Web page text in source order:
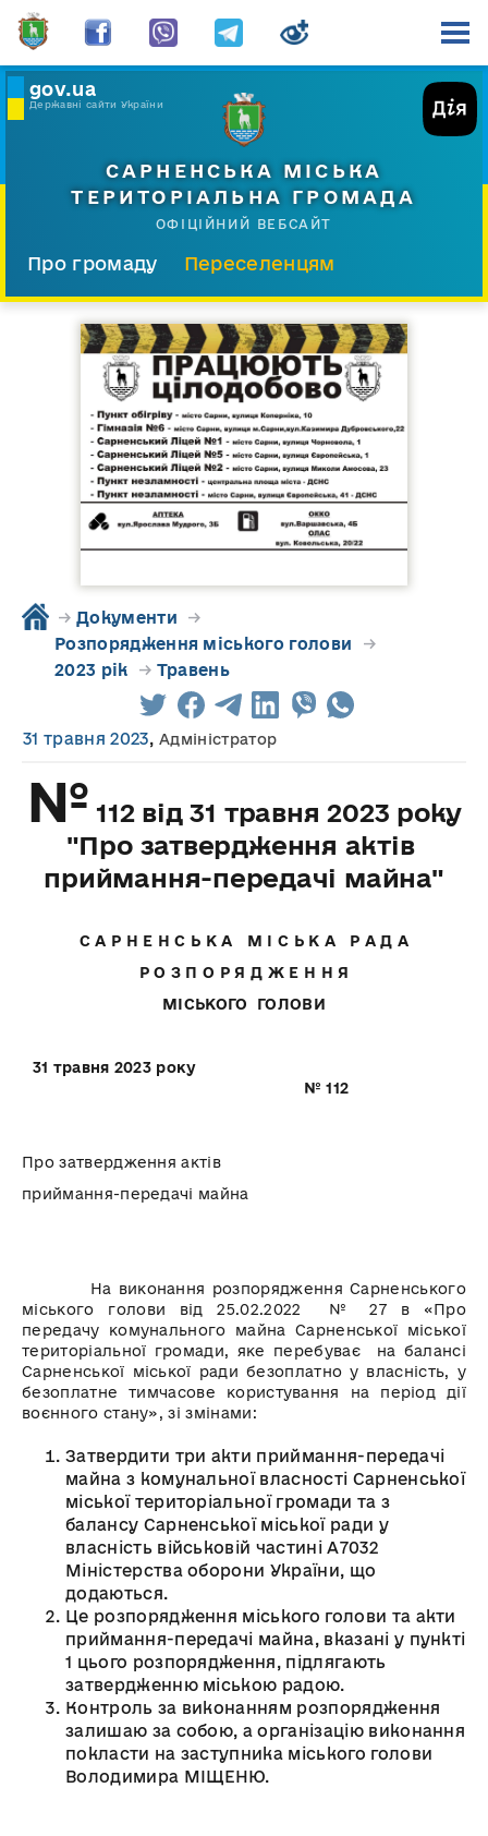
gov.ua
Державні сайти України
САРНЕНСЬКА МІСЬКА
ТЕРИТОРІАЛЬНА ГРОМАДА
ОФІЦІЙНИЙ ВЕБСАЙТ
Про громаду
Переселенцям
Прес-центр
→ Документи →
Розпорядження міського голови →
2023 рік → Травень
31 травня 2023,Адміністратор
№ 112 від 31 травня 2023 року
"Про затвердження актів
приймання-передачі майна"
С А Р Н Е Н С Ь К А М І С Ь К А Р А Д А
Р О З П О Р Я Д Ж Е Н Н Я
МІСЬКОГО ГОЛОВИ
31 травня 2023 року
№ 112
Про затвердження актів
приймання-передачі майна
На виконання розпорядження Сарненського
міського голови від 25.02.2022 № 27 в «Про
передачу комунального майна Сарненської міської
територіальної громади, яке перебуває на балансі
Сарненської міської ради безоплатно у власність, у
безоплатне тимчасове користування на період дії
воєнного стану», зі змінами:
Затвердити три акти приймання-передачі
майна з комунальної власності Сарненської
міської територіальної громади та з
балансу Сарненської міської ради у
власність військовій частині А7032
Міністерства оборони України, що
додаються.
Це розпорядження міського голови та акти
приймання-передачі майна, вказані у пункті
1 цього розпорядження, підлягають
затвердженню міською радою.
Контроль за виконанням розпорядження
залишаю за собою, а організацію виконання
покласти на заступника міського голови
Володимира МІЩЕНЮ.